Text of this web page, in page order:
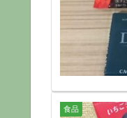
食品